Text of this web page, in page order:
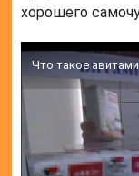
хорошего
Что такое